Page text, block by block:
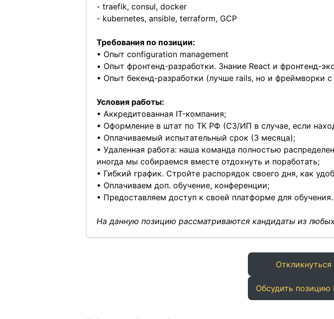
- traefik, consul, docker
- kubernetes, ansible, terraform, GCP
Требования по позиции:
• Опыт configuration management
• Опыт фронтенд-разработки. Знание React и фронтенд-
• Опыт бекенд-разработки (лучше rails, но и фреймворки
Условия работы:
• Аккредитованная IT-компания;
• Оформление в штат по ТК РФ (СЗ/ИП в случае, если
• Оплачиваемый испытательный срок (3 месяца);
• Удаленная работа: наша команда полностью
иногда мы собираемся вместе отдохнуть и поработать;
• Гибкий график. Стройте распорядок своего дня, как
• Оплачиваем доп. обучение, конференции;
• Предоставляем доступ к своей платформе для обучения.
На данную позицию рассматриваются кандидаты из
Откликнуться
Обсудить позицию